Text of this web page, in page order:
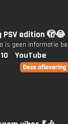
PSV edition 🫣😂
is geen informatie
YouTube